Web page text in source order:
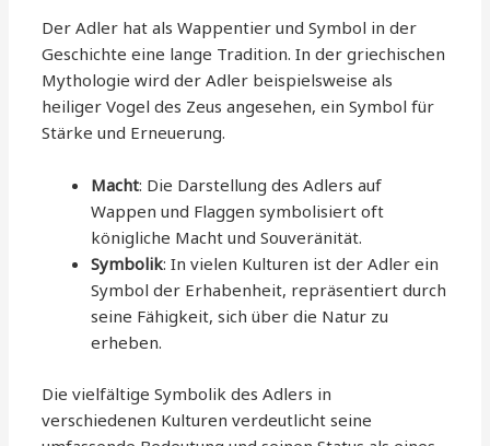
Der Adler hat als Wappentier und Symbol in der
Geschichte eine lange Tradition. In der griechischen
Mythologie wird der Adler beispielsweise als
heiliger Vogel des Zeus angesehen, ein Symbol für
Stärke und Erneuerung.
Macht: Die Darstellung des Adlers auf
Wappen und Flaggen symbolisiert oft
königliche Macht und Souveränität.
Symbolik: In vielen Kulturen ist der Adler ein
Symbol der Erhabenheit, repräsentiert durch
seine Fähigkeit, sich über die Natur zu
erheben.
Die vielfältige Symbolik des Adlers in
verschiedenen Kulturen verdeutlicht seine